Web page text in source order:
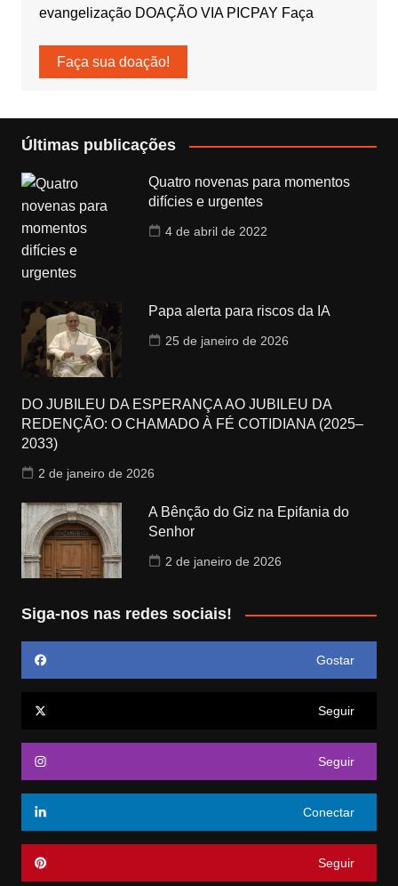
evangelização DOAÇÃO VIA PICPAY Faça
Faça sua doação!
Últimas publicações
Quatro novenas para momentos
difícies e urgentes
4 de abril de 2022
Papa alerta para riscos da IA
25 de janeiro de 2026
DO JUBILEU DA ESPERANÇA AO JUBILEU DA
REDENÇÃO: O CHAMADO À FÉ COTIDIANA (2025–
2033)
2 de janeiro de 2026
A Bênção do Giz na Epifania do
Senhor
2 de janeiro de 2026
Siga-nos nas redes sociais!
Gostar
Seguir
Seguir
Conectar
Seguir